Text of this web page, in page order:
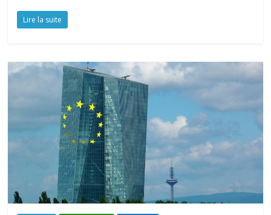
Lire la suite